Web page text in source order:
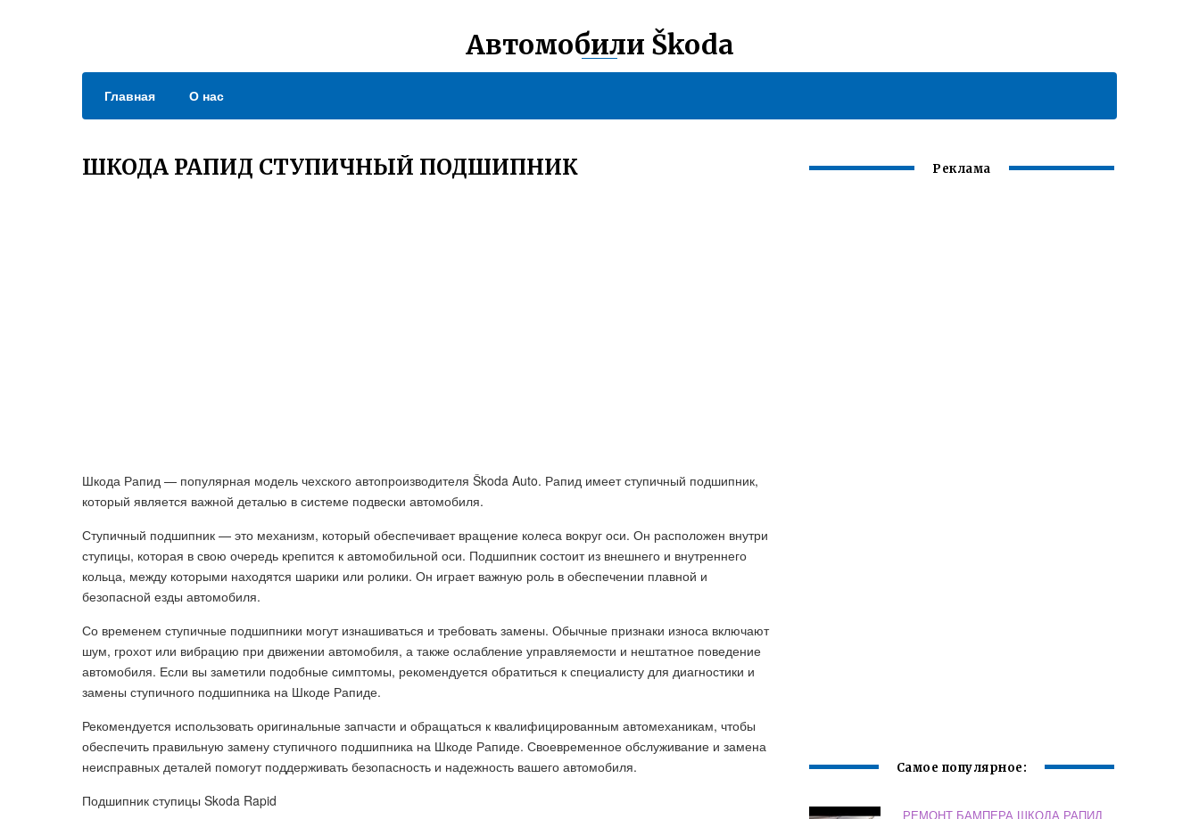
Автомобили Škoda
Главная О нас
ШКОДА РАПИД СТУПИЧНЫЙ ПОДШИПНИК
Шкода Рапид — популярная модель чехского автопроизводителя Škoda Auto. Рапид имеет ступичный подшипник,
который является важной деталью в системе подвески автомобиля.
Ступичный подшипник — это механизм, который обеспечивает вращение колеса вокруг оси. Он расположен внутри
ступицы, которая в свою очередь крепится к автомобильной оси. Подшипник состоит из внешнего и внутреннего
кольца, между которыми находятся шарики или ролики. Он играет важную роль в обеспечении плавной и
безопасной езды автомобиля.
Со временем ступичные подшипники могут изнашиваться и требовать замены. Обычные признаки износа включают
шум, грохот или вибрацию при движении автомобиля, а также ослабление управляемости и нештатное поведение
автомобиля. Если вы заметили подобные симптомы, рекомендуется обратиться к специалисту для диагностики и
замены ступичного подшипника на Шкоде Рапиде.
Рекомендуется использовать оригинальные запчасти и обращаться к квалифицированным автомеханикам, чтобы
обеспечить правильную замену ступичного подшипника на Шкоде Рапиде. Своевременное обслуживание и замена
неисправных деталей помогут поддерживать безопасность и надежность вашего автомобиля.
Подшипник ступицы Skoda Rapid
Реклама
Самое популярное:
РЕМОНТ БАМПЕРА ШКОДА РАПИД